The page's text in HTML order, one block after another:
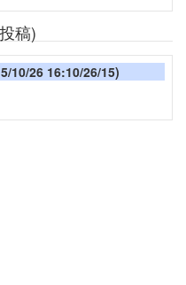
稿)
10/26 16:10/26/15)